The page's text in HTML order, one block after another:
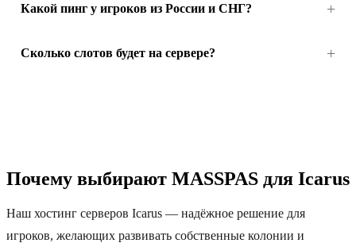
Какой пинг у игроков из России и СНГ?
Сколько слотов будет на сервере?
Почему выбирают MASSPAS для Icarus
Наш хостинг серверов Icarus — надёжное решение для
игроков, желающих развивать собственные колонии и